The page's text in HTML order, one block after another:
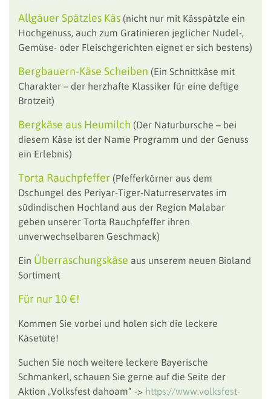
Allgäuer Spätzles Käs (nicht nur mit Kässpätzle ein
Hochgenuss, auch zum Gratinieren jeglicher Nudel-,
Gemüse- oder Fleischgerichten eignet er sich bestens)
Bergbauern-Käse Scheiben (Ein Schnittkäse mit
Charakter – der herzhafte Klassiker für eine deftige
Brotzeit)
Bergkäse aus Heumilch (Der Naturbursche – bei
diesem Käse ist der Name Programm und der Genuss
ein Erlebnis)
Torta Rauchpfeffer (Pfefferkörner aus dem
Dschungel des Periyar-Tiger-Naturreservates im
südindischen Hochland aus der Region Malabar
geben unserer Torta Rauchpfeffer ihren
unverwechselbaren Geschmack)
Ein Überraschungskäse aus unserem neuen Bioland
Sortiment
Für nur 10 €!
Kommen Sie vorbei und holen sich die leckere
Käsetüte!
Suchen Sie noch weitere leckere Bayerische
Schmankerl, schauen Sie gerne auf die Seite der
Aktion „Volksfest dahoam“ -> https://www.volksfest-